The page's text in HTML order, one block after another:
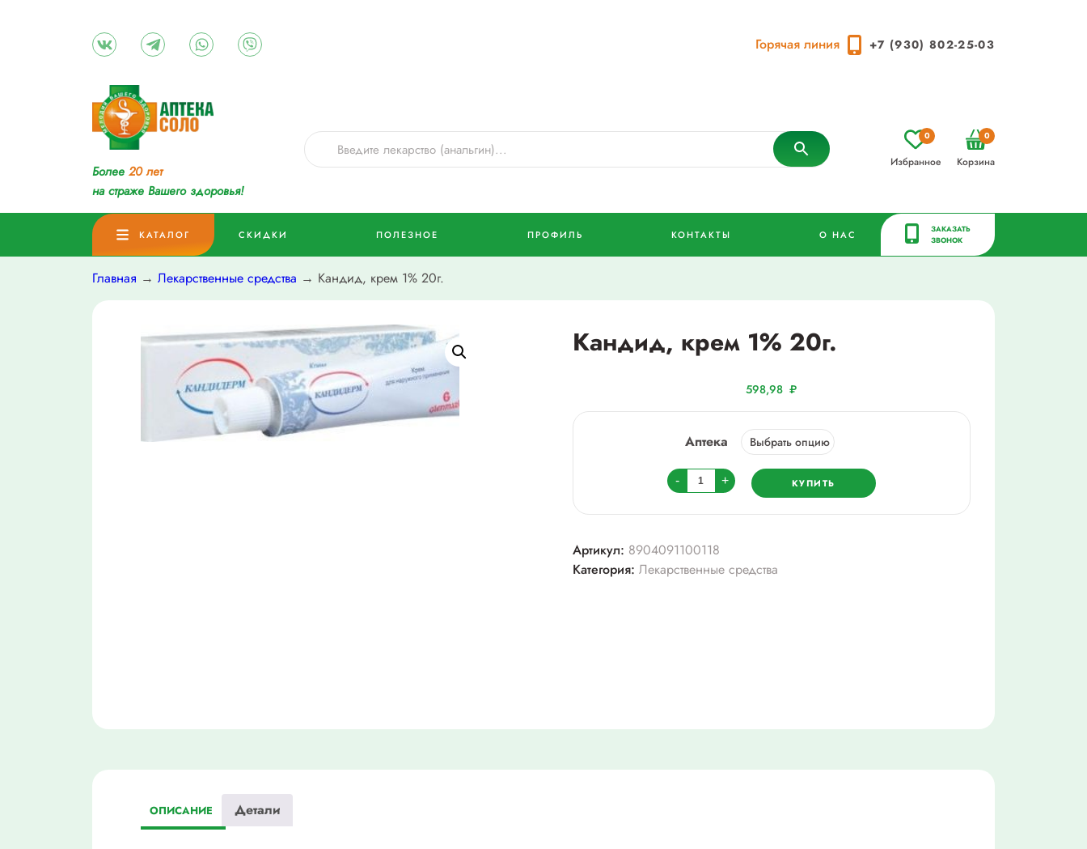
Горячая линия +7 (930) 802-25-03
Более 20 лет
на страже Вашего здоровья!
Избранное
0
Корзина
0
КАТАЛОГ СКИДКИ ПОЛЕЗНОЕ ПРОФИЛЬ КОНТАКТЫ О НАС
ЗАКАЗАТЬ
ЗВОНОК
Главная → Лекарственные средства → Кандид, крем 1% 20г.
Кандид, крем 1% 20г.
598,98₽
Аптека
-
Количество
товара
Кандид,
1%
20г.
+ КУПИТЬ
Артикул: 8904091100118
Категория: Лекарственные средства
ОПИСАНИЕ Детали